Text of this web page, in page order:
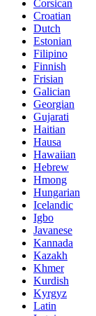
Corsican
Croatian
Dutch
Estonian
Filipino
Finnish
Frisian
Galician
Georgian
Gujarati
Haitian
Hausa
Hawaiian
Hebrew
Hmong
Hungarian
Icelandic
Igbo
Javanese
Kannada
Kazakh
Khmer
Kurdish
Kyrgyz
Latin